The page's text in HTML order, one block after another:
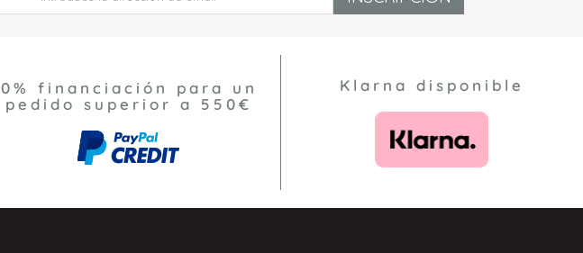
0% financiación para un
pedido superior a 550€
Klarna disponible